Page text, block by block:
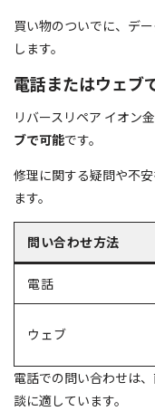
買い物のついでに、デ
します。
電話またはウェブ
リバースリペア イオン
ブで可能です。
修理に関する疑問や不
ます。
問い合わせ方法
電話
ウェブ
電話での問い合わせは
談に適しています。